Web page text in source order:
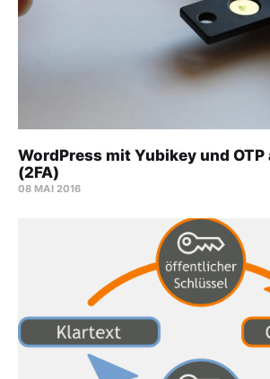
WordPress mit Yubikey und
(2FA)
08 MAI 2016